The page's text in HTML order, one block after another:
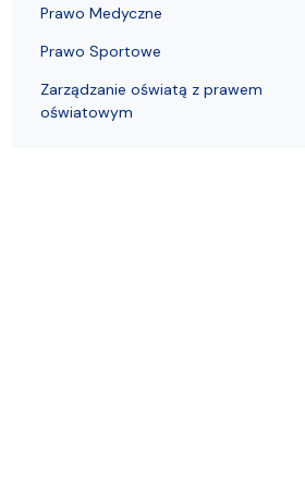
Prawo Medyczne
Prawo Sportowe
Zarządzanie oświatą z prawem
oświatowym